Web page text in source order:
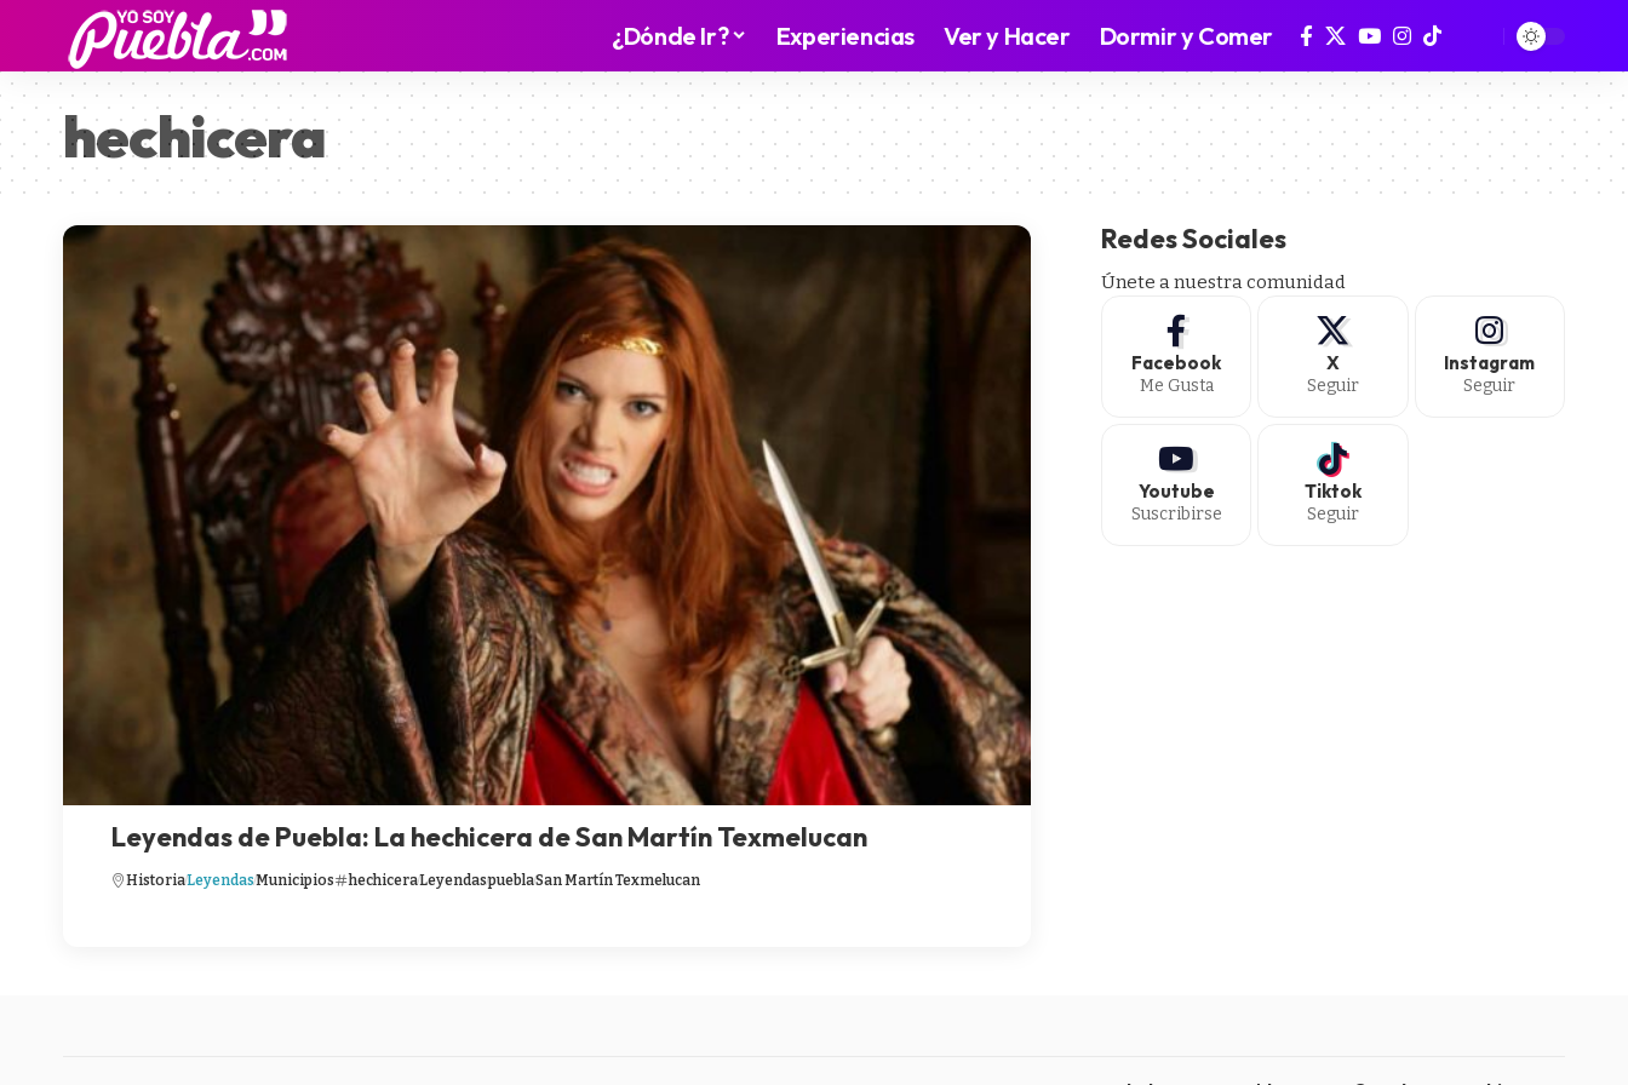
¿Dónde Ir? Experiencias Ver y Hacer Dormir y Comer
hechicera
Leyendas de Puebla: La hechicera de San Martín Texmelucan
HistoriaLeyendasMunicipios hechiceraLeyendaspueblaSan Martín Texmelucan
Redes Sociales
Únete a nuestra comunidad
Facebook
Me Gusta
X
Seguir
Instagram
Seguir
Youtube
Suscribirse
Tiktok
Seguir